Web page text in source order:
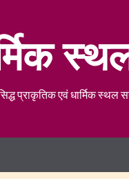
प्राकृतिक एवं धार्मिक